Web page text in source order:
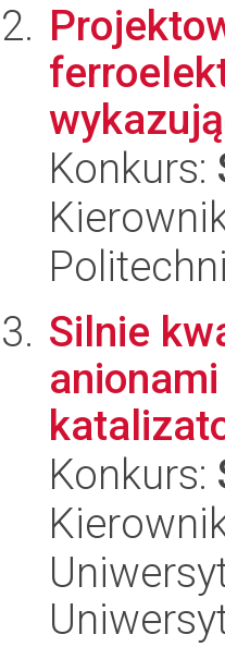
Konkurs:
Silnie
Konkurs: